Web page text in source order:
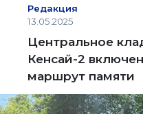
Редакция
13.05.2025
Центральное
Кенсай-2
маршрут памяти